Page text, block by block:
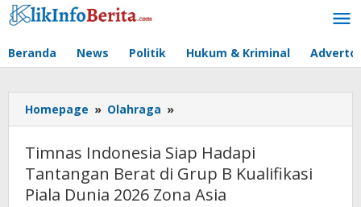
Lewati
ke
Beranda News Politik Hukum & Kriminal
Homepage » Olahraga »
Indonesia
Hadapi
Tantangan
Berat
Timnas Indonesia Siap Hadapi
Tantangan Berat di Grup B Kualifikasi
Piala Dunia 2026 Zona Asia